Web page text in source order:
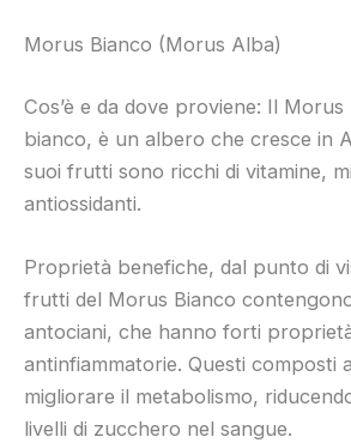
Morus Bianco (Morus Alba)
Cos’è e da dove proviene: Il
bianco, è un albero che cresce in
suoi frutti sono ricchi di vitamine,
antiossidanti.
Proprietà benefiche, dal punto di
frutti del Morus Bianco
antociani, che hanno forti
antinfiammatorie. Questi composti
migliorare il metabolismo,
livelli di zucchero nel sangue.